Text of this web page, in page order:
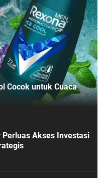
Cocok untuk Cuaca
Perluas Akses Investasi